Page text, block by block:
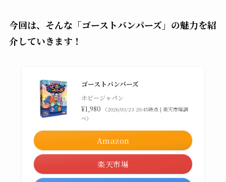
今回は、そんな「ゴーストバンパーズ」の魅力を紹
介していきます！
ゴーストバンパーズ
ホビージャパン
¥1,980
（2026/03/23 20:45時点 | 楽天市場調
べ）
Amazon
楽天市場